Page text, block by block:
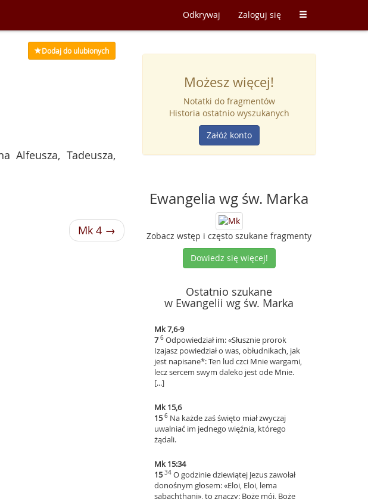
Odkrywaj Zaloguj się
Dodaj do ulubionych
Alfeusza, Tadeusza,
Mk 4 →
Możesz więcej!
Notatki do fragmentów
Historia ostatnio wyszukanych
Załóż konto
Ewangelia wg św. Marka
Zobacz wstęp i często szukane fragmenty
Dowiedz się więcej!
Ostatnio szukane
w Ewangelii wg św. Marka
Mk 7,6-9
76 Odpowiedział im: «Słusznie prorok
Izajasz powiedział o was, obłudnikach, jak
jest napisane*: Ten lud czci Mnie wargami,
lecz sercem swym daleko jest ode Mnie.
[...]
Mk 15,6
156 Na każde zaś święto miał zwyczaj
uwalniać im jednego więźnia, którego
żądali.
Mk 15:34
1534 O godzinie dziewiątej Jezus zawołał
donośnym głosem: «Eloi, Eloi, lema
sabachthani», to znaczy: Boże mój, Boże